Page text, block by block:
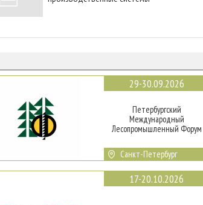
29-30.09.2026
Петербургский
Международный
Лесопромышленный Форум
Санкт-Петербург
17-20.10.2026